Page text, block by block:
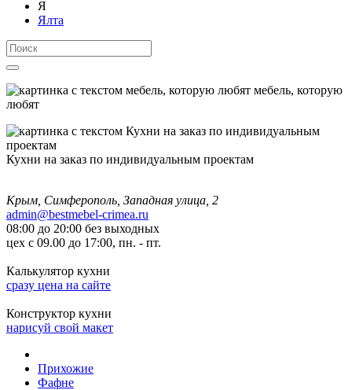
Я
Ялта
мебель, которую
любят
Кухни на заказ по индивидуальным проектам
Крым, Симферополь, Западная улица, 2
admin@bestmebel-crimea.ru
08:00 до 20:00 без выходных
цех с 09.00 до 17:00, пн. - пт.
Калькулятор кухни
сразу цена на сайте
Конструктор кухни
нарисуй свой макет
Прихожие
Фафне